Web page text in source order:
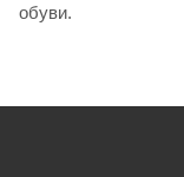
обуви.